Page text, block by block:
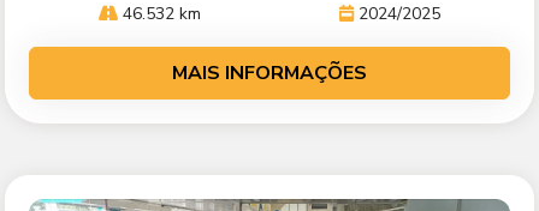
46.532 km 2024/2025
MAIS INFORMAÇÕES